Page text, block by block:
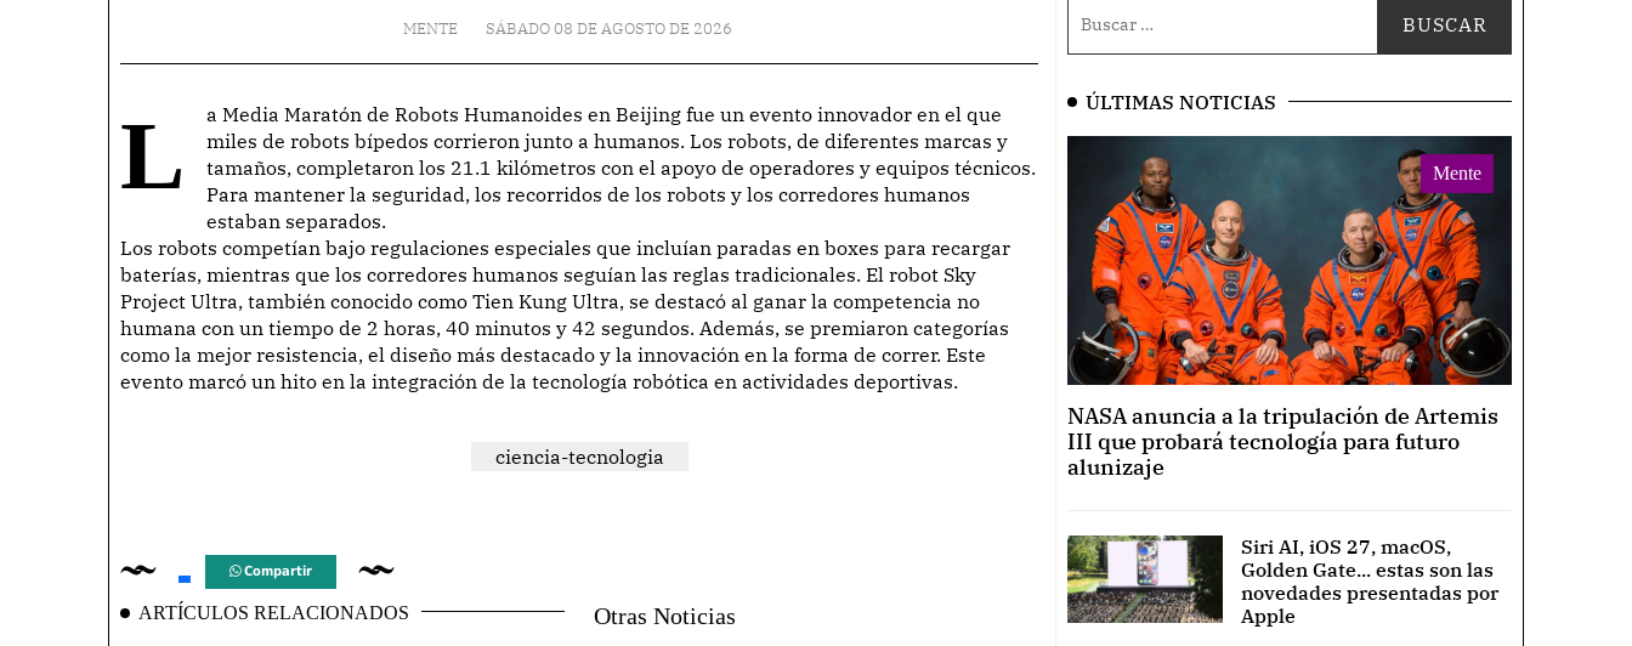
MENTE SÁBADO 08 DE AGOSTO DE 2026
La Media Maratón de Robots Humanoides en Beijing fue un evento innovador en el que
miles de robots bípedos corrieron junto a humanos. Los robots, de diferentes marcas y
tamaños, completaron los 21.1 kilómetros con el apoyo de operadores y equipos técnicos.
Para mantener la seguridad, los recorridos de los robots y los corredores humanos
estaban separados.
Los robots competían bajo regulaciones especiales que incluían paradas en boxes para recargar
baterías, mientras que los corredores humanos seguían las reglas tradicionales. El robot Sky
Project Ultra, también conocido como Tien Kung Ultra, se destacó al ganar la competencia no
humana con un tiempo de 2 horas, 40 minutos y 42 segundos. Además, se premiaron categorías
como la mejor resistencia, el diseño más destacado y la innovación en la forma de correr. Este
evento marcó un hito en la integración de la tecnología robótica en actividades deportivas.
ciencia-tecnologia
Compartir
ARTÍCULOS RELACIONADOS Otras Noticias
ÚLTIMAS NOTICIAS
Mente
NASA anuncia a la tripulación de Artemis
III que probará tecnología para futuro
alunizaje
Siri AI, iOS 27, macOS,
Golden Gate... estas son las
novedades presentadas por
Apple